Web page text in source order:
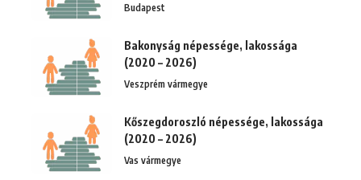
Budapest
Bakonyság népessége, lakossága
(2020 – 2026)
Veszprém vármegye
Kőszegdoroszló népessége, lakossága
(2020 – 2026)
Vas vármegye